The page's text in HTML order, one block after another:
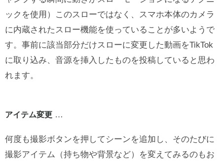
ックを使用）このスローではなく、スマホ本体のカメラ
に内蔵されたスロー機能を使っていることが多いようで
す。事前に該当部分だけスローに変更した動画をTikTok
に取り込み、音源を挿入したものを投稿していると思わ
れます。
アイテム変更 …
何度も撮影ボタンを押してシーンを追加し、そのたびに
撮影アイテム（持ち物や背景など）を変えてみるのもお